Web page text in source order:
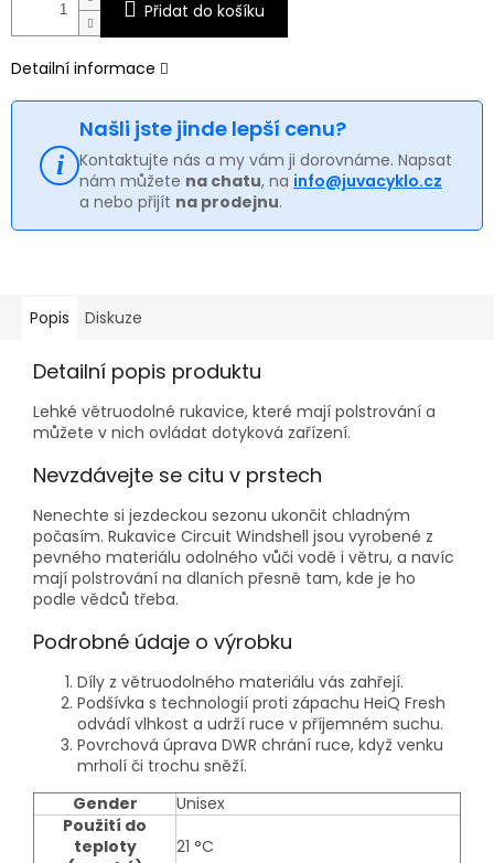
Přidat do košíku
Detailní informace
Našli jste jinde lepší cenu?
Kontaktujte nás a my vám ji dorovnáme. Napsat
nám můžete na chatu, na info@juvacyklo.cz
a nebo přijít na prodejnu.
Popis Diskuze
Detailní popis produktu
Lehké větruodolné rukavice, které mají polstrování a
můžete v nich ovládat dotyková zařízení.
Nevzdávejte se citu v prstech
Nenechte si jezdeckou sezonu ukončit chladným
počasím. Rukavice Circuit Windshell jsou vyrobené z
pevného materiálu odolného vůči vodě i větru, a navíc
mají polstrování na dlaních přesně tam, kde je ho
podle vědců třeba.
Podrobné údaje o výrobku
Díly z větruodolného materiálu vás zahřejí.
Podšívka s technologií proti zápachu HeiQ Fresh
odvádí vlhkost a udrží ruce v příjemném suchu.
Povrchová úprava DWR chrání ruce, když venku
mrholí či trochu sněží.
Gender
Unisex
Použití do
teploty
21 °C